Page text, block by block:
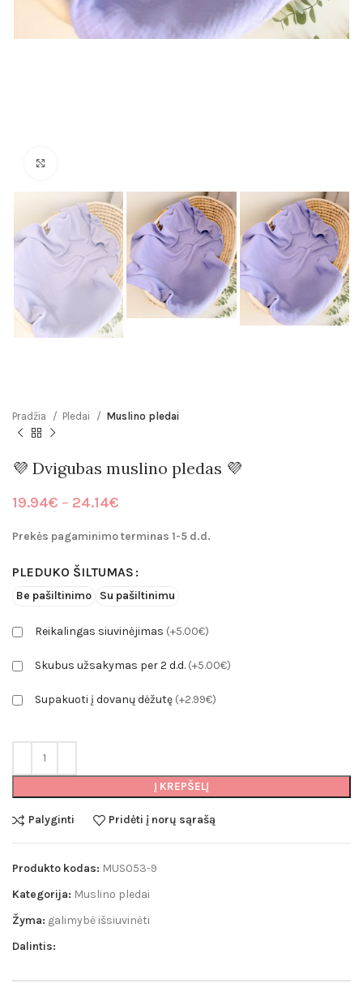
Pradžia Pledai Muslino pledai
💜 Dvigubas muslino pledas 💜
19.94€ – 24.14€
19.94€
24.14€
Prekės pagaminimo terminas 1-5 d.d.
PLEDUKO ŠILTUMAS
Be pašiltinimo Su pašiltinimu
Reikalingas siuvinėjimas (+5.00€)
Skubus užsakymas per 2 d.d. (+5.00€)
Supakuoti į dovanų dėžutę (+2.99€)
Į KREPŠELĮ
Palyginti Pridėti į norų sąrašą
Produkto kodas: MUS053-9
Kategorija: Muslino pledai
Žyma: galimybė išsiuvinėti
Dalintis: